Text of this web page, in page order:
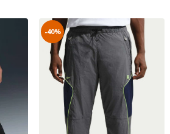
-40%